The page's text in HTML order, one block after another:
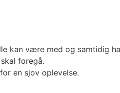
kan være med og samtidig
foregå.
en sjov oplevelse.